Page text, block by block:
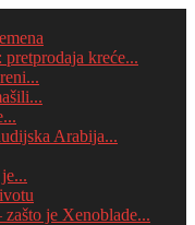
kreće...
Arabija...
je Xenoblade...